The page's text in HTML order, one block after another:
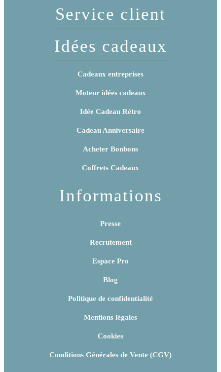
Service client
Idées cadeaux
Cadeaux entreprises
Moteur idées cadeaux
Idée Cadeau Rétro
Cadeau Anniversaire
Acheter Bonbons
Coffrets Cadeaux
Informations
Presse
Recrutement
Espace Pro
Blog
Politique de confidentialité
Mentions légales
Cookies
Conditions Générales de Vente (CGV)